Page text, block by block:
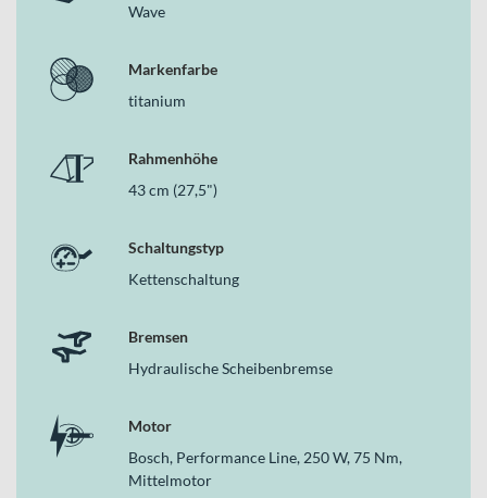
Wave
Markenfarbe
titanium
Rahmenhöhe
43 cm (27,5")
Schaltungstyp
Kettenschaltung
Bremsen
Hydraulische Scheibenbremse
Motor
Bosch, Performance Line, 250 W, 75 Nm,
Mittelmotor